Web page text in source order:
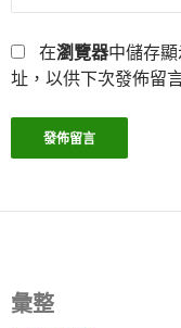
在瀏覽器中儲存
址，以供下次發佈留
彙整